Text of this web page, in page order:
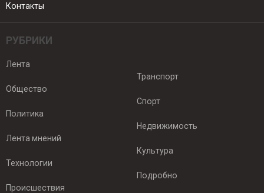
Контакты
РУБРИКИ
Лента
Общество
Политика
Лента мнений
Технологии
Происшествия
Транспорт
Спорт
Недвижимость
Культура
Подробно